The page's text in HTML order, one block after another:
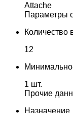
Attache
Параметры
Количество
12
1 шт.
Прочие
Назначение